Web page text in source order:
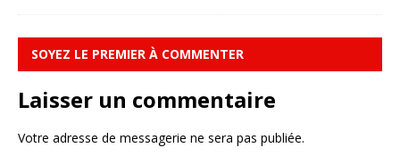
SOYEZ LE PREMIER À COMMENTER
Laisser un commentaire
Votre adresse de messagerie ne sera pas publiée.